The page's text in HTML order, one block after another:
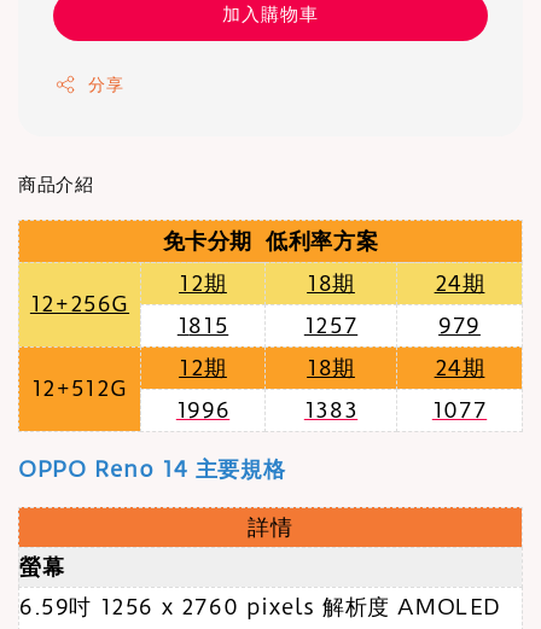
加入購物車
分享
商品介紹
免卡分期 低利率方案
12+256G
12期 18期
24期
1815 1257 979
12+512G
12期 18期
24期
1996
1383 1077
OPPO Reno 14 主要規格
詳情
螢幕
6.59吋 1256 x 2760 pixels 解析度 AMOLED